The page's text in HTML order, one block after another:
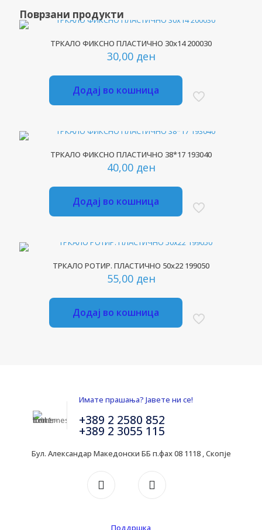
Поврзани продукти
ТРКАЛО ФИКСНО ПЛАСТИЧНО 30х14 200030
30,00 ден
Додај во кошница
ТРКАЛО ФИКСНО ПЛАСТИЧНО 38*17 193040
40,00 ден
Додај во кошница
ТРКАЛО РОТИР. ПЛАСТИЧНО 50х22 199050
55,00 ден
Додај во кошница
Имате прашања? Јавете ни се!
+389 2 2580 852
+389 2 3055 115
Бул. Александар Македонски ББ п.фах 08 1118 , Скопје
Поддршка